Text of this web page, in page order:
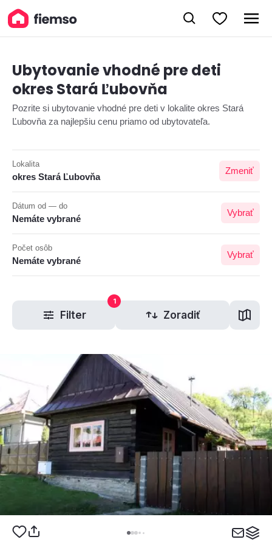
Ubytovanie vhodné pre deti
okres Stará Ľubovňa
Pozrite si ubytovanie vhodné pre deti v lokalite okres Stará
Ľubovňa za najlepšiu cenu priamo od ubytovateľa.
Lokalita
okres Stará Ľubovňa
Zmeniť
Dátum od — do
Nemáte vybrané
Vybrať
Počet osôb
Nemáte vybrané
Vybrať
Filter
1
Zoradiť